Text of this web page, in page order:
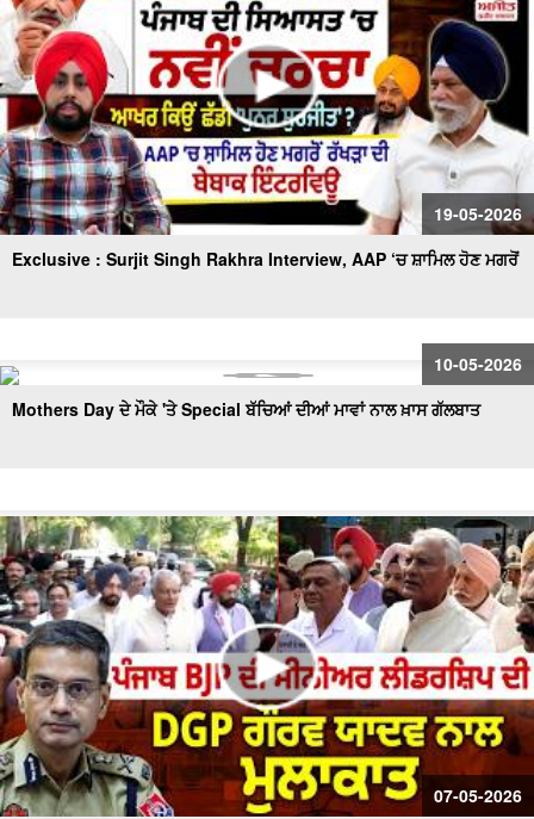
19-05-2026
Exclusive : Surjit Singh Rakhra Interview, AAP ‘ਚ ਸ਼ਾਮਿਲ ਹੋਣ ਮਗਰੋਂ
10-05-2026
Mothers Day ਦੇ ਮੌਕੇ 'ਤੇ Special ਬੱਚਿਆਂ ਦੀਆਂ ਮਾਵਾਂ ਨਾਲ ਖ਼ਾਸ ਗੱਲਬਾਤ
07-05-2026